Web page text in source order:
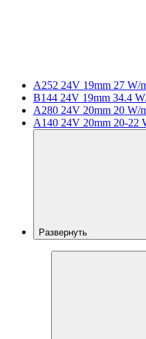
A252 24V 19mm 27 W/
B144 24V 19mm 34.4
A280 24V 20mm 20 W/
A140 24V 20mm 20-22
Развернуть